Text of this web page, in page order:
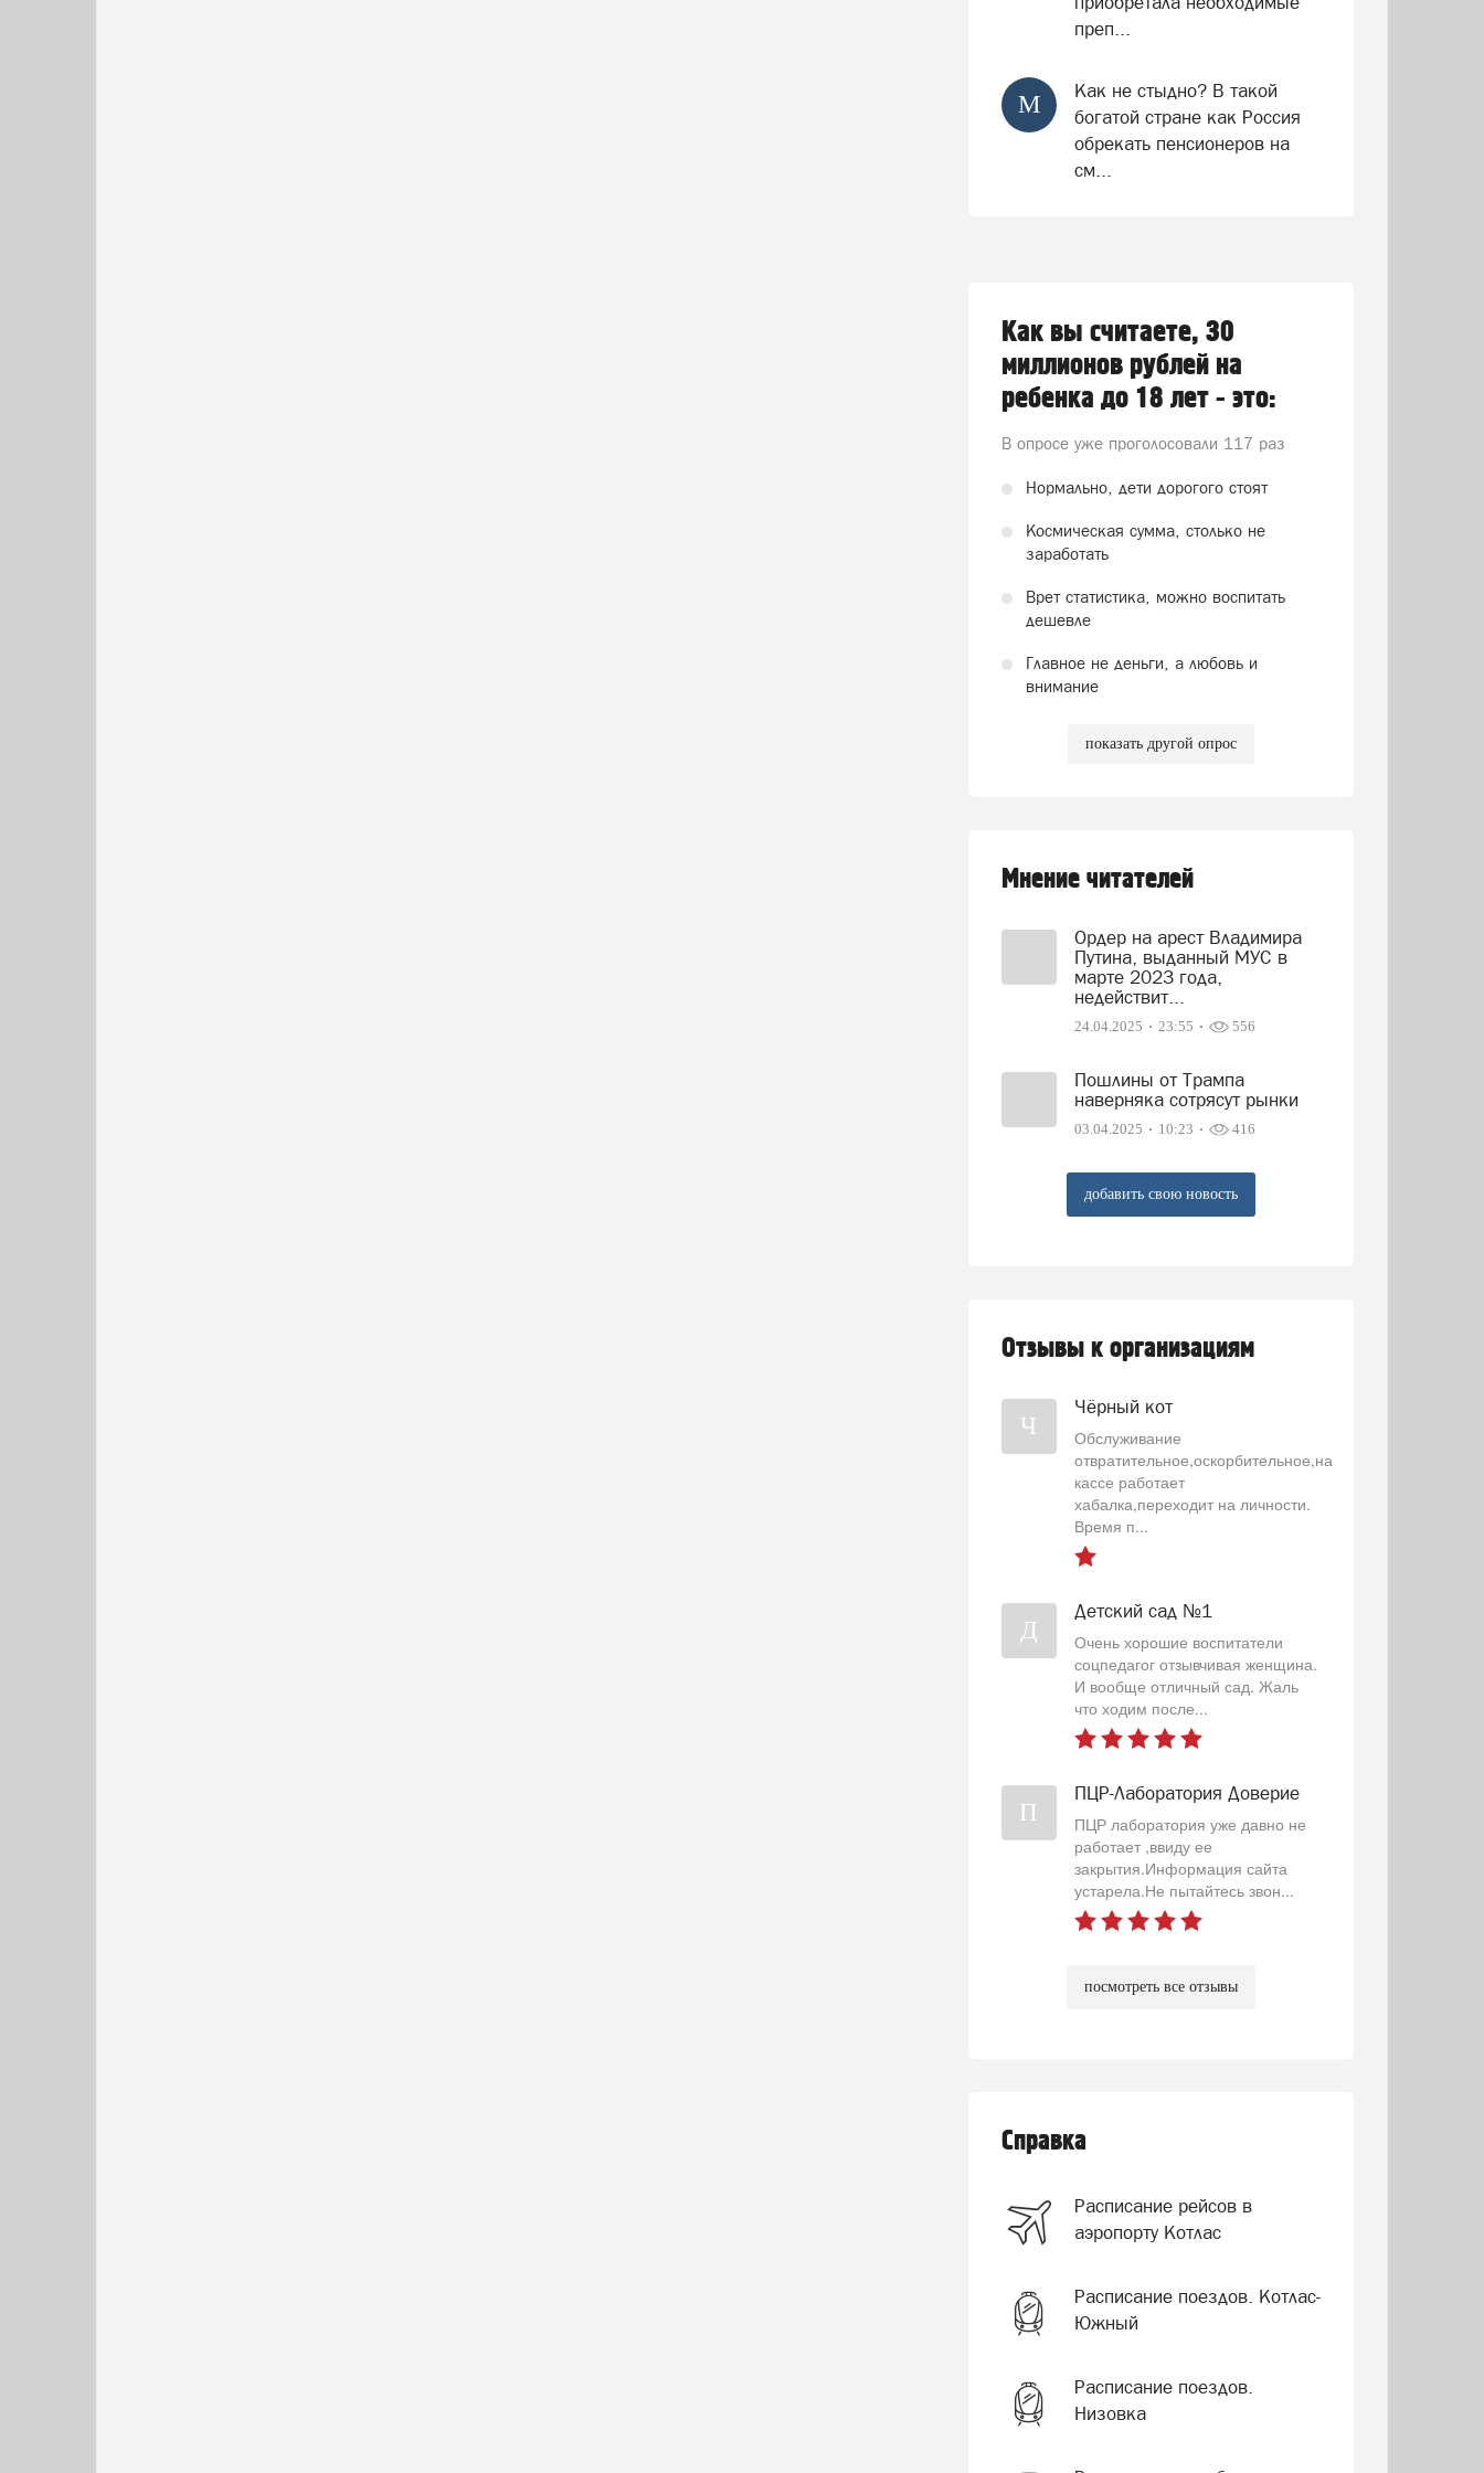
преп...
М
Как не стыдно? В такой
богатой стране как Россия
обрекать пенсионеров на
см...
Как вы считаете, 30
миллионов рублей на
ребенка до 18 лет - это:
В опросе уже проголосовали 117 раз
Нормально, дети дорогого стоят
Космическая сумма, столько не
заработать
Врет статистика, можно воспитать
дешевле
Главное не деньги, а любовь и
внимание
показать другой опрос
Мнение читателей
Ордер на арест Владимира
Путина, выданный МУС в
марте 2023 года,
недействит...
24.04.2025 23:55 556
Пошлины от Трампа
наверняка сотрясут рынки
03.04.2025 10:23 416
добавить свою новость
Отзывы к организациям
Ч
Чёрный кот
Обслуживание
отвратительное,оскорбительное,на
кассе работает
хабалка,переходит на личности.
Время п...
Д
Детский сад №1
Очень хорошие воспитатели
соцпедагог отзывчивая женщина.
И вообще отличный сад. Жаль
что ходим после...
П
ПЦР-Лаборатория Доверие
ПЦР лаборатория уже давно не
работает ,ввиду ее
закрытия.Информация сайта
устарела.Не пытайтесь звон...
посмотреть все отзывы
Справка
Расписание рейсов в
аэропорту Котлас
Расписание поездов. Котлас-
Южный
Расписание поездов.
Низовка